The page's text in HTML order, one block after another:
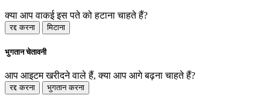
क्या आप वाकई इस पते को हटाना चाहते हैं?
रद्द करना मिटाना
भुगतान चेतावनी
आप आइटम खरीदने वाले हैं, क्या आप आगे बढ़ना चाहते हैं?
रद्द करना भुगतान करना